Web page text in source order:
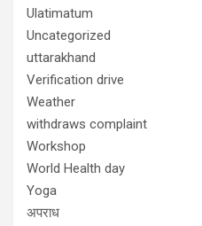
Ulatimatum
Uncategorized
uttarakhand
Verification drive
Weather
withdraws complaint
Workshop
World Health day
Yoga
अपराध